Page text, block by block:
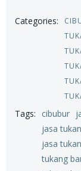
Categories:
Tags: cibubur
jasa
jasa
tukang